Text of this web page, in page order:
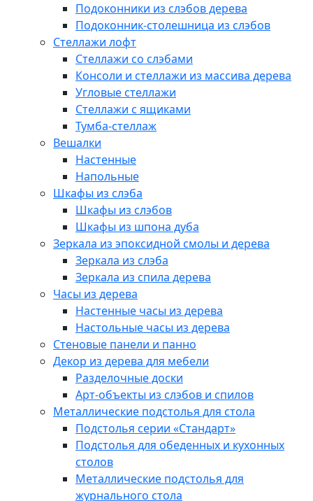
Подоконники из слэбов дерева
Подоконник-столешница из слэбов
Стеллажи лофт
Стеллажи со слэбами
Консоли и стеллажи из массива дерева
Угловые стеллажи
Стеллажи с ящиками
Тумба-стеллаж
Вешалки
Настенные
Напольные
Шкафы из слэба
Шкафы из слэбов
Шкафы из шпона дуба
Зеркала из эпоксидной смолы и дерева
Зеркала из слэба
Зеркала из спила дерева
Часы из дерева
Настенные часы из дерева
Настольные часы из дерева
Стеновые панели и панно
Декор из дерева для мебели
Разделочные доски
Арт-объекты из слэбов и спилов
Металлические подстолья для стола
Подстолья серии «Стандарт»
Подстолья для обеденных и кухонных
столов
Металлические подстолья для
журнального стола